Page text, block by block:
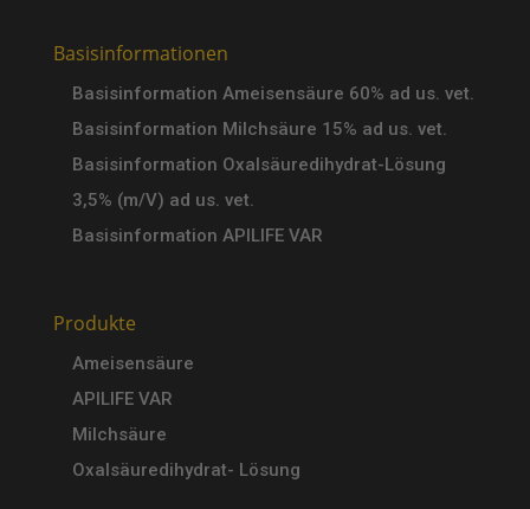
Basisinformationen
Basisinformation Ameisensäure 60% ad us. vet.
Basisinformation Milchsäure 15% ad us. vet.
Basisinformation Oxalsäuredihydrat-Lösung
3,5% (m/V) ad us. vet.
Basisinformation APILIFE VAR
Produkte
Ameisensäure
APILIFE VAR
Milchsäure
Oxalsäuredihydrat- Lösung